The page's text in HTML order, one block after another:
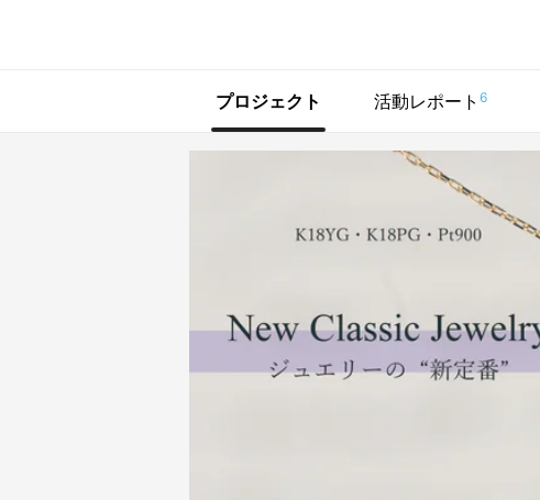
プロジェクト 活動レポート 6